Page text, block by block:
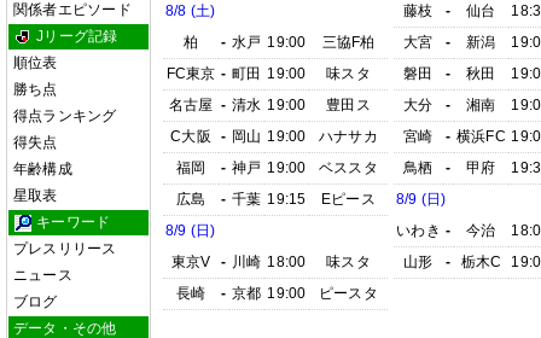
関係者エピソード
Jリーグ記録
順位表
勝ち点
得点ランキング
得失点
年齢構成
星取表
キーワード
プレスリリース
ニュース
ブログ
データ・その他
8/8 (土)
柏
- 水戸 19:00
三協F柏
FC東京 - 町田 19:00
味スタ
名古屋 - 清水 19:00
豊田ス
C大阪
- 岡山 19:00
ハナサカ
福岡
- 神戸 19:00
ベススタ
広島
- 千葉 19:15
Eピース
8/9 (日)
東京V
- 川崎 18:00
味スタ
長崎
- 京都 19:00 ピースタ
藤枝
- 仙台
大宮
- 新潟
磐田
- 秋田
大分
- 湘南
宮崎
- 横浜FC
鳥栖
- 甲府
8/9 (日)
いわき - 今治
山形
- 栃木C